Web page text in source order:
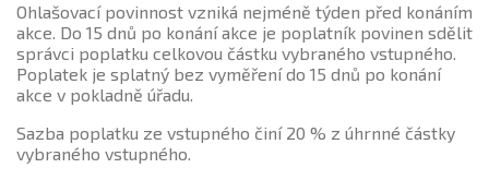
Ohlašovací povinnost vzniká nejméně týden před konáním
akce. Do 15 dnů po konání akce je poplatník povinen sdělit
správci poplatku celkovou částku vybraného vstupného.
Poplatek je splatný bez vyměření do 15 dnů po konání
akce v pokladně úřadu.
Sazba poplatku ze vstupného činí 20 % z úhrnné částky
vybraného vstupného.